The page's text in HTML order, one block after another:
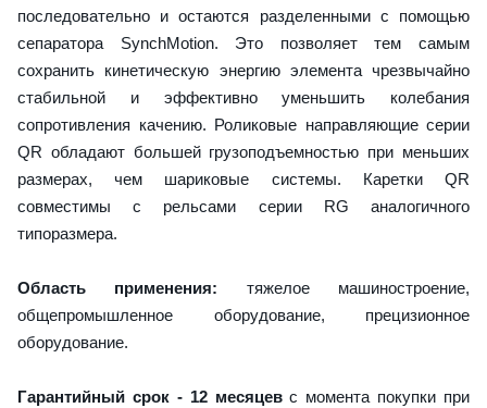
последовательно и остаются разделенными с помощью
сепаратора SynchMotion. Это позволяет тем самым
сохранить кинетическую энергию элемента чрезвычайно
стабильной и эффективно уменьшить колебания
сопротивления качению. Роликовые направляющие серии
QR обладают большей грузоподъемностью при меньших
размерах, чем шариковые системы. Каретки QR
совместимы с рельсами серии RG аналогичного
типоразмера.
Область применения: тяжелое машиностроение,
общепромышленное оборудование, прецизионное
оборудование.
Гарантийный срок - 12 месяцевс момента покупки при